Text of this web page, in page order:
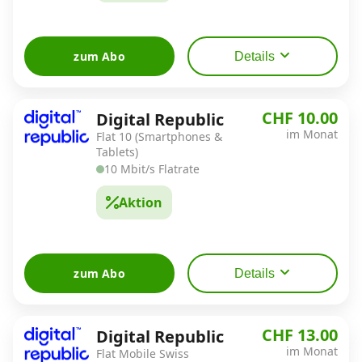
zum Abo Details
Digital Republic
Flat 10 (Smartphones &
Tablets)
10 Mbit/s Flatrate
Aktion
CHF 10.00
im Monat
zum Abo Details
Digital Republic
Flat Mobile Swiss
CHF 13.00
im Monat